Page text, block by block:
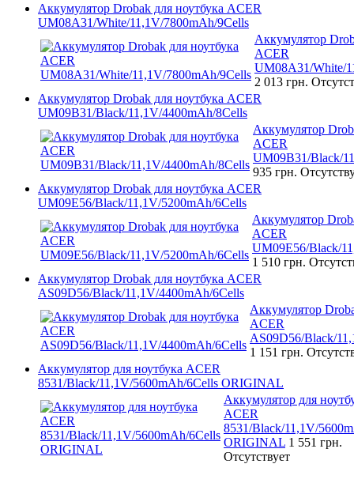
Аккумулятор Drobak для ноутбука ACER
UM08A31/White/11,1V/7800mAh/9Cells
Аккумулятор
ACER
UM08A31/White/
2 013 грн.
Аккумулятор Drobak для ноутбука ACER
UM09B31/Black/11,1V/4400mAh/8Cells
Аккумулятор
ACER
UM09B31/Black/
935 грн.
Аккумулятор Drobak для ноутбука ACER
UM09E56/Black/11,1V/5200mAh/6Cells
Аккумулятор
ACER
UM09E56/Black/
1 510 грн.
Аккумулятор Drobak для ноутбука ACER
AS09D56/Black/11,1V/4400mAh/6Cells
Аккумулятор
ACER
AS09D56/Black/
1 151 грн.
Аккумулятор для ноутбука ACER
8531/Black/11,1V/5600mAh/6Cells ORIGINAL
Аккумулятор для
ACER
8531/Black/11,1V/
ORIGINAL 1 551 грн.
Отсутствует